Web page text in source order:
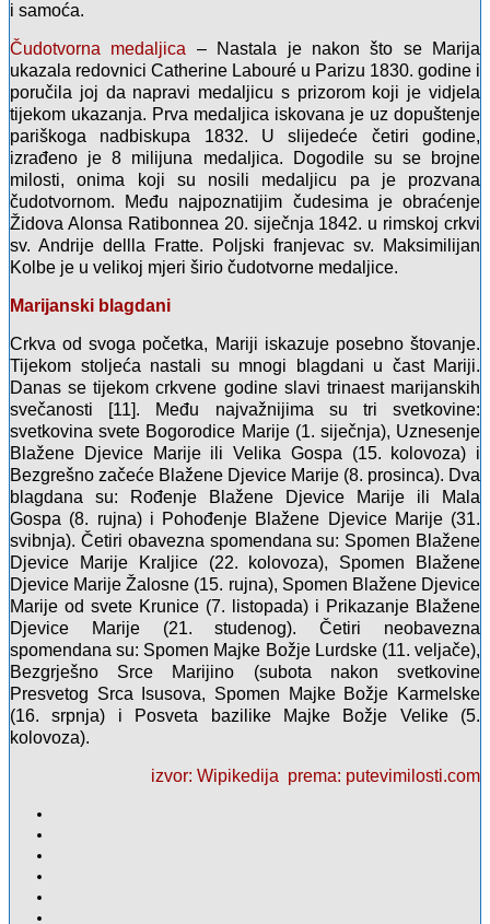
i samoća.
Čudotvorna medaljica – Nastala je nakon što se Marija
ukazala redovnici Catherine Labouré u Parizu 1830. godine i
poručila joj da napravi medaljicu s prizorom koji je vidjela
tijekom ukazanja. Prva medaljica iskovana je uz dopuštenje
pariškoga nadbiskupa 1832. U slijedeće četiri godine,
izrađeno je 8 milijuna medaljica. Dogodile su se brojne
milosti, onima koji su nosili medaljicu pa je prozvana
čudotvornom. Među najpoznatijim čudesima je obraćenje
Židova Alonsa Ratibonnea 20. siječnja 1842. u rimskoj crkvi
sv. Andrije dellla Fratte. Poljski franjevac sv. Maksimilijan
Kolbe je u velikoj mjeri širio čudotvorne medaljice.
Marijanski blagdani
Crkva od svoga početka, Mariji iskazuje posebno štovanje.
Tijekom stoljeća nastali su mnogi blagdani u čast Mariji.
Danas se tijekom crkvene godine slavi trinaest marijanskih
svečanosti [11]. Među najvažnijima su tri svetkovine:
svetkovina svete Bogorodice Marije (1. siječnja), Uznesenje
Blažene Djevice Marije ili Velika Gospa (15. kolovoza) i
Bezgrešno začeće Blažene Djevice Marije (8. prosinca). Dva
blagdana su: Rođenje Blažene Djevice Marije ili Mala
Gospa (8. rujna) i Pohođenje Blažene Djevice Marije (31.
svibnja). Četiri obavezna spomendana su: Spomen Blažene
Djevice Marije Kraljice (22. kolovoza), Spomen Blažene
Djevice Marije Žalosne (15. rujna), Spomen Blažene Djevice
Marije od svete Krunice (7. listopada) i Prikazanje Blažene
Djevice Marije (21. studenog). Četiri neobavezna
spomendana su: Spomen Majke Božje Lurdske (11. veljače),
Bezgrješno Srce Marijino (subota nakon svetkovine
Presvetog Srca Isusova, Spomen Majke Božje Karmelske
(16. srpnja) i Posveta bazilike Majke Božje Velike (5.
kolovoza).
izvor: Wipikedija prema: putevimilosti.com